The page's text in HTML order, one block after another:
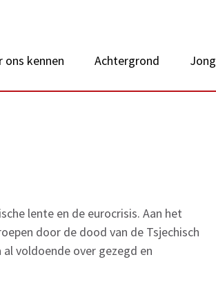
ons kennen Achtergrond Jong
lente en de eurocrisis. Aan het
door de dood van de Tsjechisch
voldoende over gezegd en